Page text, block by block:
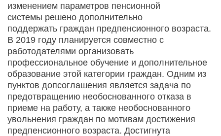
изменением параметров пенсионной
системы решено дополнительно
поддержать граждан предпенсионного возраста.
В 2019 году планируется совместно с
работодателями организовать
профессиональное обучение и дополнительное
образование этой категории граждан. Одним из
пунктов допсоглашения является задача по
предотвращению необоснованного отказа в
приеме на работу, а также необоснованного
увольнения граждан по мотивам достижения
предпенсионного возраста. Достигнута